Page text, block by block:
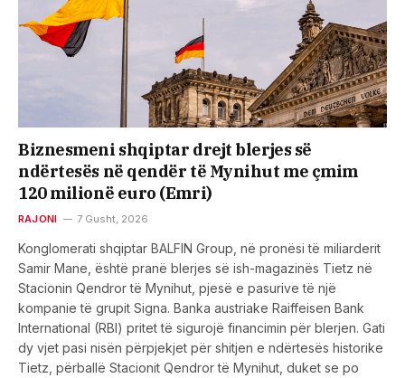
Biznesmeni shqiptar drejt blerjes së
ndërtesës në qendër të Mynihut me çmim
120 milionë euro (Emri)
RAJONI 7 Gusht, 2026
Konglomerati shqiptar BALFIN Group, në pronësi të miliarderit
Samir Mane, është pranë blerjes së ish-magazinës Tietz në
Stacionin Qendror të Mynihut, pjesë e pasurive të një
kompanie të grupit Signa. Banka austriake Raiffeisen Bank
International (RBI) pritet të sigurojë financimin për blerjen. Gati
dy vjet pasi nisën përpjekjet për shitjen e ndërtesës historike
Tietz, përballë Stacionit Qendror të Mynihut, duket se po